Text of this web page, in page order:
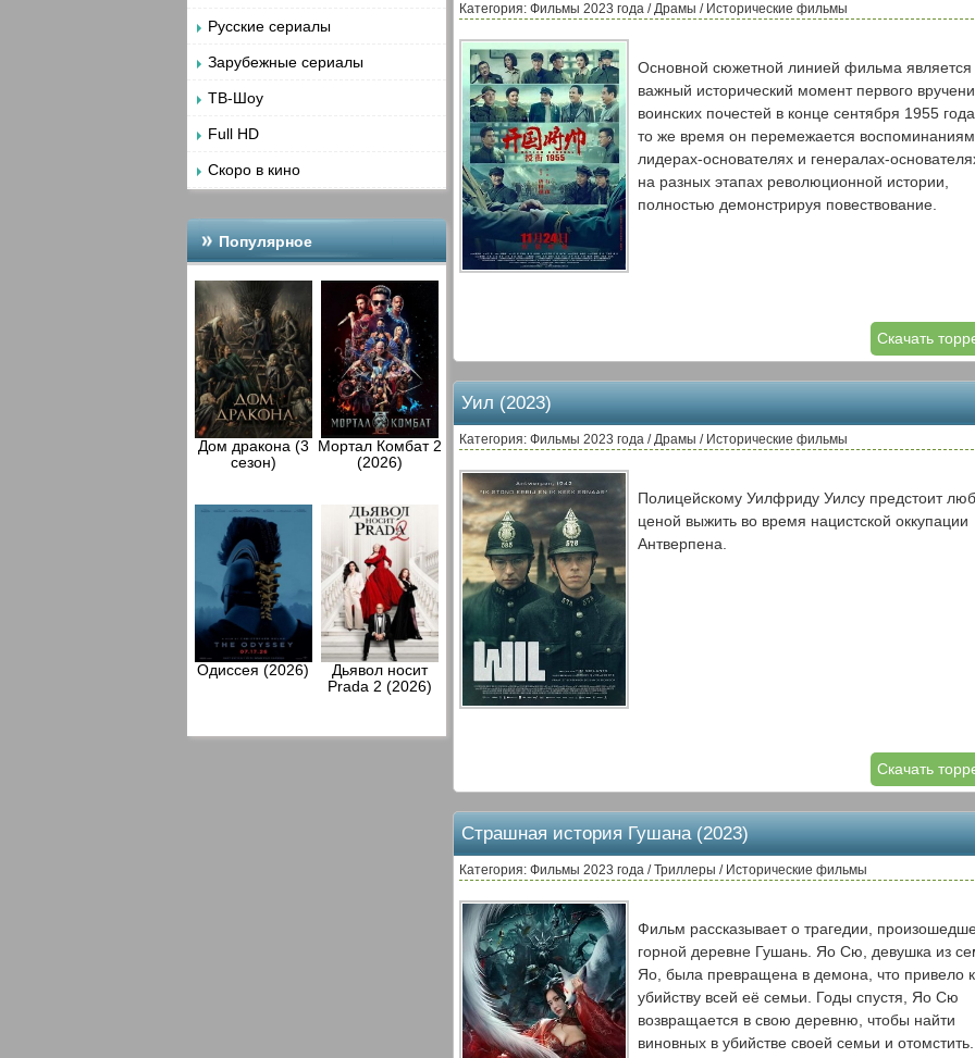
Русские сериалы
Зарубежные сериалы
ТВ-Шоу
Full HD
Скоро в кино
Популярное
Дом дракона (3
сезон)
Мортал Комбат 2
(2026)
Одиссея (2026)
Дьявол носит
Prada 2 (2026)
Категория: Фильмы 2023 года / Драмы / Исторические фильмы
Основной сюжетной линией фильма является
важный исторический момент первого
воинских почестей в конце сентября 1955
то же время он перемежается
лидерах-основателях и генералах-
на разных этапах революционной истории,
полностью демонстрируя повествование.
Скачать
Уил (2023)
Категория: Фильмы 2023 года / Драмы / Исторические фильмы
Полицейскому Уилфриду Уилсу предстоит
ценой выжить во время нацистской оккупации
Антверпена.
Скачать
Страшная история Гушана (2023)
Категория: Фильмы 2023 года / Триллеры / Исторические фильмы
Фильм рассказывает о трагедии,
горной деревне Гушань. Яо Сю, девушка из
Яо, была превращена в демона, что привело к
убийству всей её семьи. Годы спустя, Яо Сю
возвращается в свою деревню, чтобы найти
виновных в убийстве своей семьи и отомстить.